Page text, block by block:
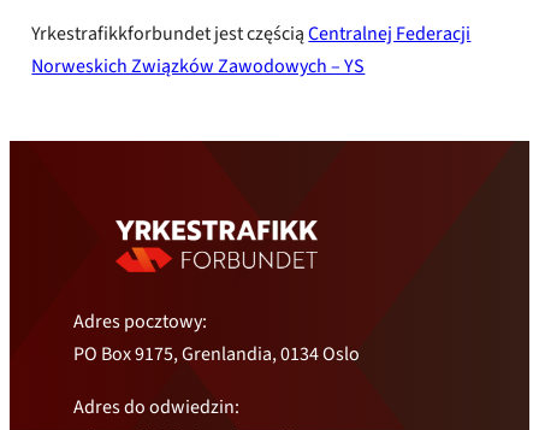
Yrkestrafikkforbundet jest częściąCentralnej Federacji
Norweskich Związków Zawodowych – YS
Adres pocztowy:
PO Box 9175, Grenlandia, 0134 Oslo
Adres do odwiedzin: